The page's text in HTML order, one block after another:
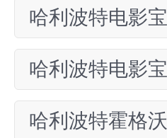
哈利波特电影
哈利波特电影
哈利波特霍格